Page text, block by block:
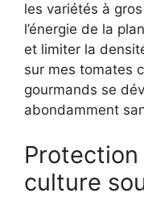
les variétés à
l’énergie de la
et limiter la
sur mes tomates
gourmands se
abondamment
culture